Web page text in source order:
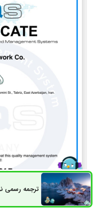
ترجمه رسمیراه های ارتباطی